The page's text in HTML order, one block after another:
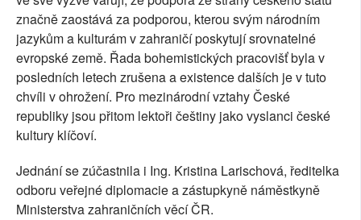
značně zaostává za podporou, kterou svým národním
jazykům a kulturám v zahraničí poskytují srovnatelné
evropské země. Řada bohemistických pracovišť byla v
posledních letech zrušena a existence dalších je v tuto
chvíli v ohrožení. Pro mezinárodní vztahy České
republiky jsou přitom lektoři češtiny jako vyslanci české
kultury klíčoví.
Jednání se zúčastnila i Ing. Kristina Larischová, ředitelka
odboru veřejné diplomacie a zástupkyně náměstkyně
Ministerstva zahraničních věcí ČR.